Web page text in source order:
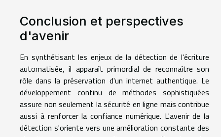
Conclusion et perspectives
d'avenir
En synthétisant les enjeux de la détection de l'écriture
automatisée, il apparaît primordial de reconnaître son
rôle dans la préservation d'un internet authentique. Le
développement continu de méthodes sophistiquées
assure non seulement la sécurité en ligne mais contribue
aussi à renforcer la confiance numérique. L'avenir de la
détection s'oriente vers une amélioration constante des